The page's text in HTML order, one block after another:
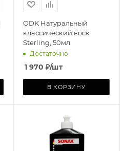
ODK Натуральный
классический воск
Sterling, 50мл
Достаточно
1 970 ₽/шт
В КОРЗИНУ